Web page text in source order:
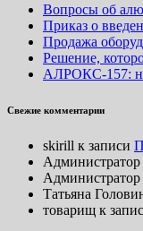
Вопросы об
Приказ о
Продажа
Решение,
АЛРОКС-157:
Свежие комментарии
skirill к записи
Администратор
Администратор
Татьяна
товарищ к